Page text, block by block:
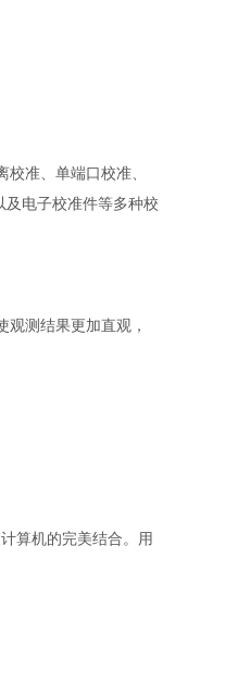
准、单端口校准、
电子校准件等多种校
测结果更加直观，
算机的完美结合。用